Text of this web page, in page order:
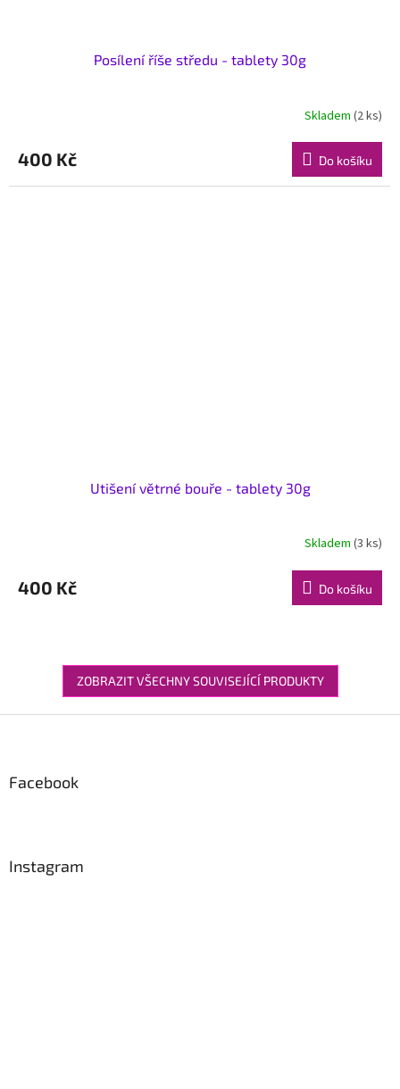
Posílení říše středu - tablety 30g
Skladem (2 ks)
400 Kč Do košíku
Utišení větrné bouře - tablety 30g
Skladem (3 ks)
400 Kč Do košíku
ZOBRAZIT VŠECHNY SOUVISEJÍCÍ PRODUKTY
Facebook
Instagram